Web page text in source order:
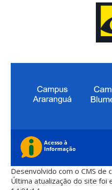
Desenvolvido com o CMS
Última atualização do site foi